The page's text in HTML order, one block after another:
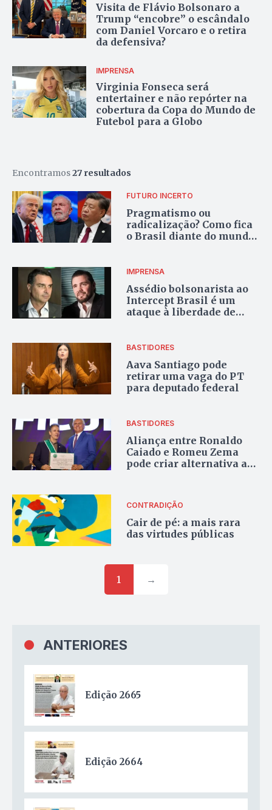
Visita de Flávio Bolsonaro a
Trump “encobre” o escândalo
com Daniel Vorcaro e o retira
da defensiva?
IMPRENSA
Virginia Fonseca será
entertainer e não repórter na
cobertura da Copa do Mundo de
Futebol para a Globo
Encontramos27 resultados
FUTURO INCERTO
Pragmatismo ou
radicalização? Como fica
o Brasil diante do mundo
IMPRENSA
Assédio bolsonarista ao
Intercept Brasil é um
ataque à liberdade de
BASTIDORES
Aava Santiago pode
retirar uma vaga do PT
para deputado federal
BASTIDORES
Aliança entre Ronaldo
Caiado e Romeu Zema
pode criar alternativa a
CONTRADIÇÃO
Cair de pé: a mais rara
das virtudes públicas
1 →
ANTERIORES
Edição 2665
Edição 2664